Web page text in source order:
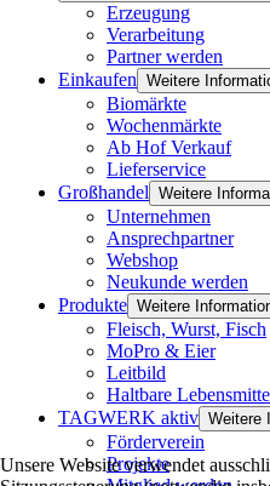
Erzeugung
Verarbeitung
Partner werden
Einkaufen Weitere
Biomärkte
Wochenmärkte
Ab Hof Verkauf
Lieferservice
Großhandel Weitere
Unternehmen
Ansprechpartner
Webshop
Neukunde werden
Produkte Weitere
Fleisch, Wurst, Fisch
MoPro & Eier
Leitbild
Haltbare
TAGWERK aktiv Weitere
Förderverein
Projekte
Unsere Website verwendet